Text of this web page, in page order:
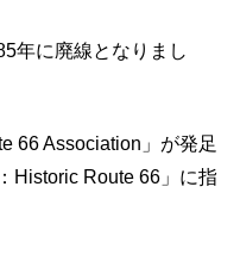
年に廃線となりまし
66 Association」が発足
Historic Route 66」に指